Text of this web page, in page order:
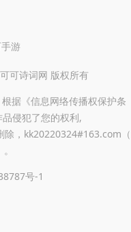
游
可诗词网 版权所有
据《信息网络传播权保护条
侵犯了您的权利,
除，kk20220324#163.com
号-1